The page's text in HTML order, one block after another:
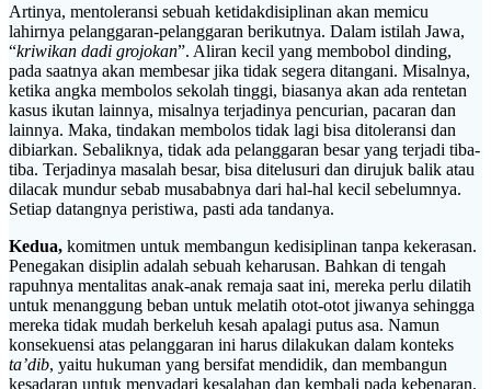
Artinya, mentoleransi sebuah ketidakdisiplinan akan memicu
lahirnya pelanggaran-pelanggaran berikutnya. Dalam istilah Jawa,
“kriwikan dadi grojokan”. Aliran kecil yang membobol dinding,
pada saatnya akan membesar jika tidak segera ditangani. Misalnya,
ketika angka membolos sekolah tinggi, biasanya akan ada rentetan
kasus ikutan lainnya, misalnya terjadinya pencurian, pacaran dan
lainnya. Maka, tindakan membolos tidak lagi bisa ditoleransi dan
dibiarkan. Sebaliknya, tidak ada pelanggaran besar yang terjadi tiba-
tiba. Terjadinya masalah besar, bisa ditelusuri dan dirujuk balik atau
dilacak mundur sebab musababnya dari hal-hal kecil sebelumnya.
Setiap datangnya peristiwa, pasti ada tandanya.
Kedua, komitmen untuk membangun kedisiplinan tanpa kekerasan.
Penegakan disiplin adalah sebuah keharusan. Bahkan di tengah
rapuhnya mentalitas anak-anak remaja saat ini, mereka perlu dilatih
untuk menanggung beban untuk melatih otot-otot jiwanya sehingga
mereka tidak mudah berkeluh kesah apalagi putus asa. Namun
konsekuensi atas pelanggaran ini harus dilakukan dalam konteks
ta’dib, yaitu hukuman yang bersifat mendidik, dan membangun
kesadaran untuk menyadari kesalahan dan kembali pada kebenaran.